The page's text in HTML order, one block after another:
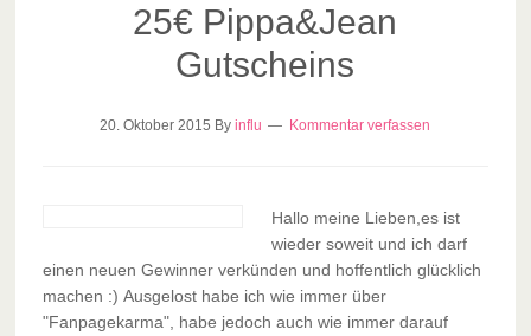
25€ Pippa&Jean
Gutscheins
20. Oktober 2015 Byinflu Kommentar verfassen
Hallo meine Lieben,es ist
wieder soweit und ich darf
einen neuen Gewinner verkünden und hoffentlich glücklich
machen :) Ausgelost habe ich wie immer über
"Fanpagekarma", habe jedoch auch wie immer darauf